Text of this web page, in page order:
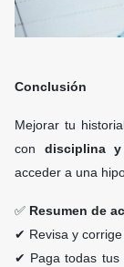
Conclusión
Mejorar tu
con disciplina
acceder a una
✅ Resumen de
✔ Revisa y
✔ Paga todas tus